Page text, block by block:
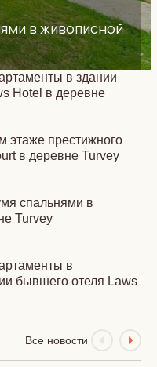
в живописной
в здании
Hotel в деревне
этаже престижного
в деревне Turvey
спальнями в
Turvey
в
бывшего отеля Laws
Все новости